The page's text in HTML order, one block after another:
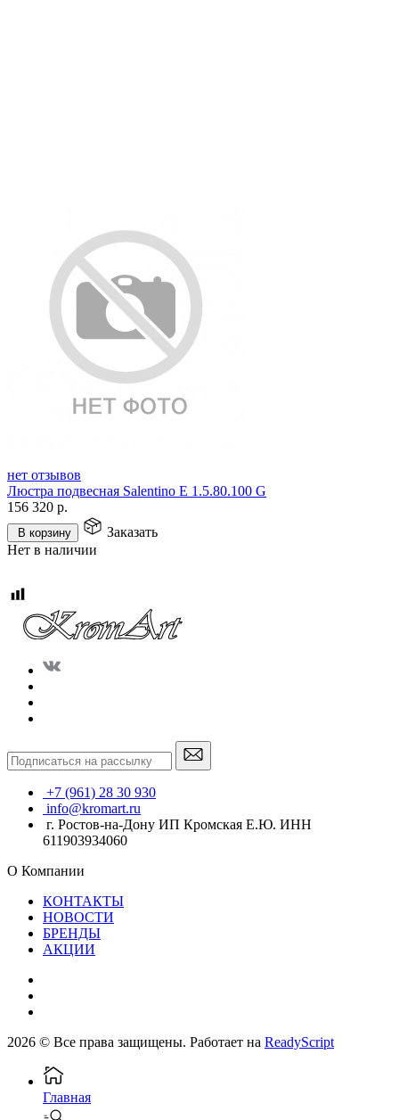
нет отзывов
Люстра подвесная Salentino E 1.5.80.100 G
156 320 р.
В корзину
Заказать
Нет в наличии
+7 (961) 28 30 930
info@kromart.ru
г. Ростов-на-Дону ИП Кромская Е.Ю. ИНН
611903934060
О Компании
КОНТАКТЫ
НОВОСТИ
БРЕНДЫ
АКЦИИ
2026 © Все права защищены. Работает на ReadyScript
Главная